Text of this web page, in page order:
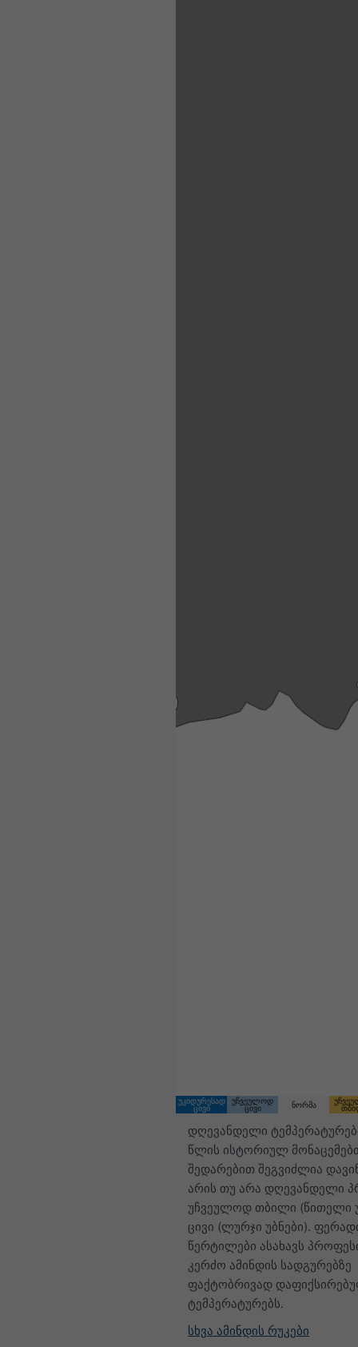
უკიდურესად
ცივი
უჩვეულოდ
ცივი
ნორმა
დღევანდელი
წლის ისტორიულ
შედარებით შეგვიძლია
არის თუ არა დღევანდელი
უჩვეულოდ თბილი (წითელი
ცივი (ლურჯი უბნები).
წერტილები ასახავს
კერძო ამინდის სადგურებზე
ფაქტობრივად
ტემპერატურებს.
სხვა ამინდის რუკები